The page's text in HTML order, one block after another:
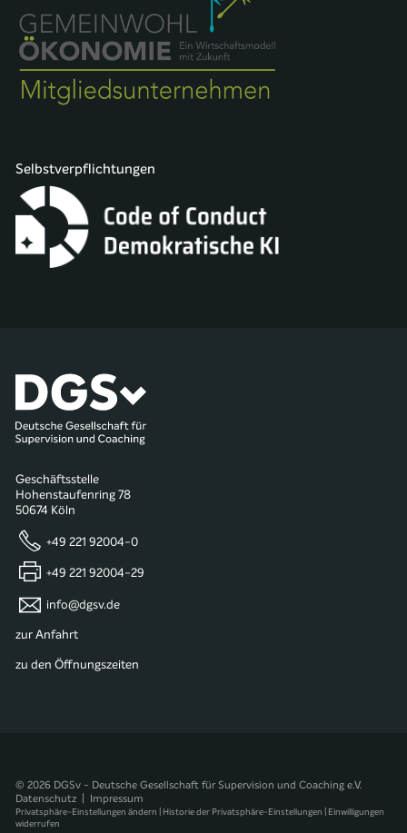
Selbstverpflichtungen
Geschäftsstelle
Hohenstaufenring 78
50674 Köln
+49 221 92004-0
+49 221 92004-29
info@dgsv.de
zur Anfahrt
zu den Öffnungszeiten
© 2026 DGSv - Deutsche Gesellschaft für Supervision und Coaching e.V.
Datenschutz
Impressum
Privatsphäre-Einstellungen ändern | Historie der Privatsphäre-Einstellungen | Einwilligungen
widerrufen